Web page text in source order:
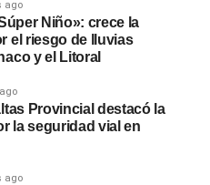
ago
Niño»: crece la
el riesgo de lluvias
y el Litoral
Provincial destacó la
la seguridad vial en
ago